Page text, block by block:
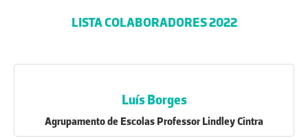
LISTA COLABORADORES 2022
Luís Borges
Agrupamento de Escolas Professor Lindley Cintra